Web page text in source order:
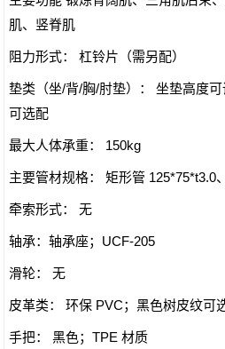
肌、竖脊肌
阻力形式： 杠铃片（需另配）
垫类（坐/背/胸/肘垫）： 坐垫高度
可选配
最大人体承重： 150kg
主要管材规格： 矩形管 125*75*t3.0
牵索形式： 无
轴承：轴承座；UCF-205
滑轮： 无
皮革类： 环保 PVC；黑色树皮纹可
手把： 黑色；TPE 材质